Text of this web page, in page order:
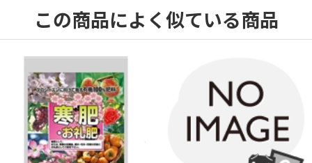
この商品によく似ている商品